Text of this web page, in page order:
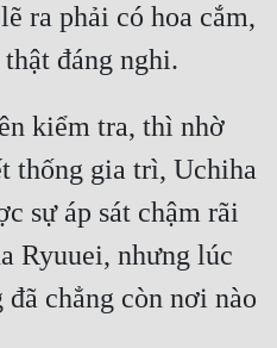
ra phải có hoa cắm,
kiểm tra, thì nhờ
thống gia trì, Uchiha
sự áp sát chậm rãi
Ryuuei, nhưng lúc
chẳng còn nơi nào